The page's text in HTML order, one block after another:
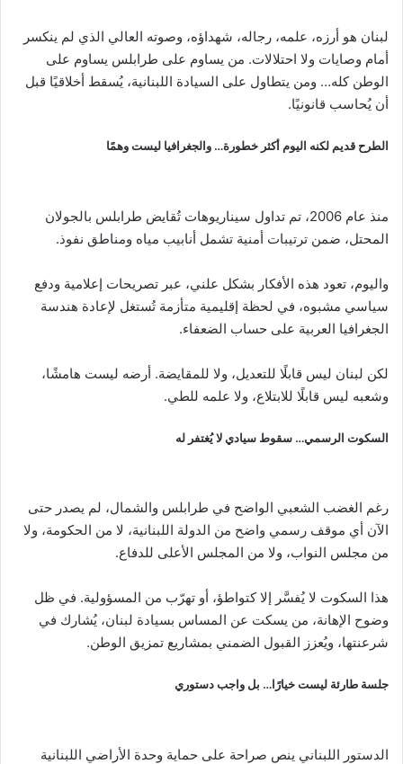
لبنان هو أرزه، علمه، رجاله، شهداؤه، وصوته العالي الذي لم ينكسر
أمام وصايات ولا احتلالات. من يساوم على طرابلس يساوم على
الوطن كله… ومن يتطاول على السيادة اللبنانية، يُسقط أخلاقيًا قبل
أن يُحاسب قانونيًا.
الطرح قديم لكنه اليوم أكثر خطورة… والجغرافيا ليست وهمًا
منذ عام 2006، تم تداول سيناريوهات تُقايض طرابلس بالجولان
المحتل، ضمن ترتيبات أمنية تشمل أنابيب مياه ومناطق نفوذ.
واليوم، تعود هذه الأفكار بشكل علني، عبر تصريحات إعلامية ودفع
سياسي مشبوه، في لحظة إقليمية متأزمة تُستغل لإعادة هندسة
الجغرافيا العربية على حساب الضعفاء.
لكن لبنان ليس قابلًا للتعديل، ولا للمقايضة. أرضه ليست هامشًا،
وشعبه ليس قابلًا للابتلاع، ولا علمه للطي.
السكوت الرسمي… سقوط سيادي لا يُغتفر له
رغم الغضب الشعبي الواضح في طرابلس والشمال، لم يصدر حتى
الآن أي موقف رسمي واضح من الدولة اللبنانية، لا من الحكومة، ولا
من مجلس النواب، ولا من المجلس الأعلى للدفاع.
هذا السكوت لا يُفسَّر إلا كتواطؤ، أو تهرّب من المسؤولية. في ظل
وضوح الإهانة، من يسكت عن المساس بسيادة لبنان، يُشارك في
شرعنتها، ويُعزز القبول الضمني بمشاريع تمزيق الوطن.
جلسة طارئة ليست خيارًا… بل واجب دستوري
الدستور اللبناني ينص صراحة على حماية وحدة الأراضي اللبنانية